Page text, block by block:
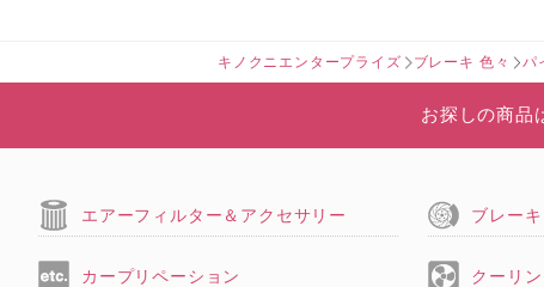
キノクニエンタープライズ ブレーキ 色々 パ
お探しの商品
エアーフィルター＆アクセサリー ブレーキ
カープリペーション クーリ